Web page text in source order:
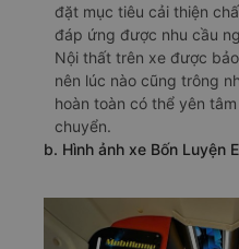
đặt mục tiêu cải thiện
đáp ứng được nhu cầu
Nội thất trên xe được
nên lúc nào cũng trông
hoàn toàn có thể yên
chuyển.
b. Hình ảnh xe Bốn Luyện